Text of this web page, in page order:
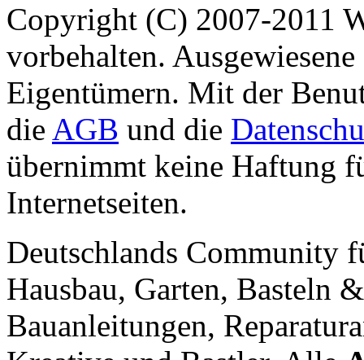
Copyright (C) 2007-2011
vorbehalten.
Eigentümern. Mit der
die AGB und die
übernimmt keine Haftung
Internetseiten.
Deutschlands Community
Hausbau, Garten, Basteln
Bauanleitungen,